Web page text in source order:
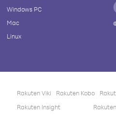
Windows PC
Mac
Linux
Rakuten Viki Rakuten Kobo
Rakuten Insight